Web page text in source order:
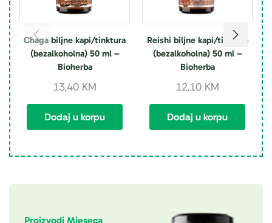
Chaga biljne kapi/tinktura
(bezalkoholna) 50 ml –
Bioherba
13,40 KM
Dodaj u korpu
Reishi biljne kapi/tinktura
(bezalkoholna) 50 ml –
Bioherba
12,10 KM
Dodaj u korpu
Proizvodi Mjeseca